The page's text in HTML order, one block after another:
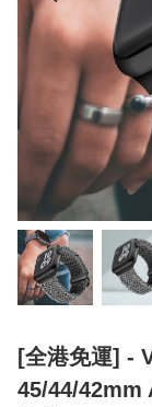
[全港免運] -
45/44/42mm